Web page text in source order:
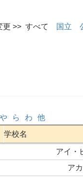
更 >> すべて 国立
や ら わ
他
学校名
アイ・
ア